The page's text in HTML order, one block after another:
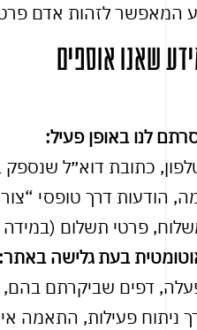
המאפשר לזהות אדם
שאנו אוספים
לנו באופן פעיל:
כתובת דוא״ל שנספק
הודעות דרך טופסי
פרטי תשלום
בעת גלישה באתר: